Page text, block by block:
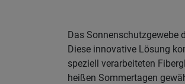
Das Sonnenschutzgewebe
Diese innovative Lösung
speziell verarbeiteten
heißen Sommertagen